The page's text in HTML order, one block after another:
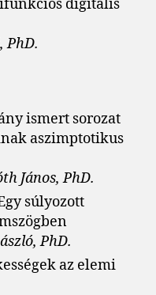
digitális
PhD.
ismert sorozat
aszimptotikus
János, PhD.
súlyozott
PhD.
az elemi